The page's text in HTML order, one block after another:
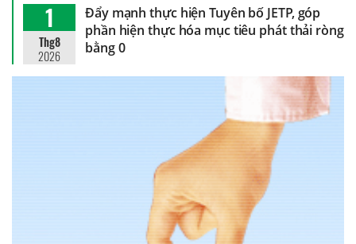
1
Thg8
2026
Đẩy mạnh thực hiện Tuyên bố JETP, góp
phần hiện thực hóa mục tiêu phát thải ròng
bằng 0